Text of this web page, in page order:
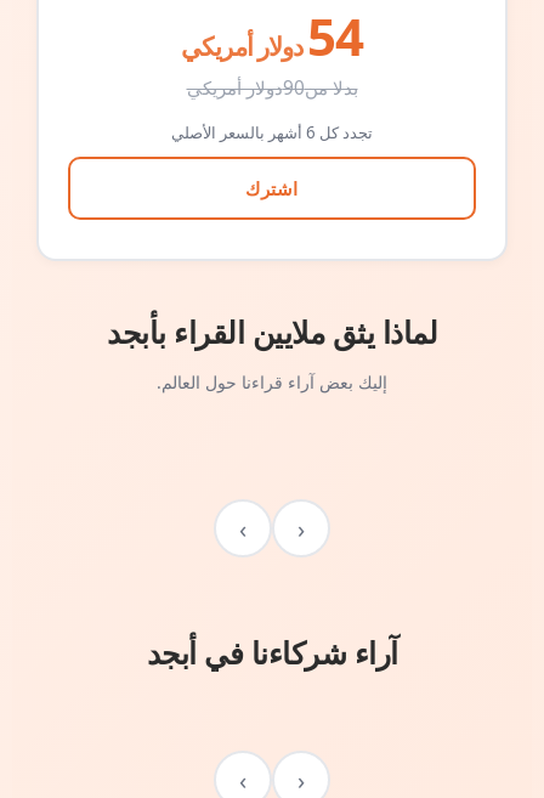
54 دولار أمريكي
بدلا من90دولار أمريكي
تجدد كل 6 أشهر بالسعر الأصلي
اشترك
لماذا يثق ملايين القراء بأبجد
إليك بعض آراء قراءنا حول العالم.
‹
›
آراء شركاءنا في أبجد
‹
›